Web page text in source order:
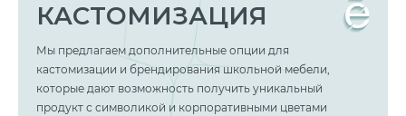
КАСТОМИЗАЦИЯ
Мы предлагаем дополнительные опции для
кастомизации и брендирования школьной мебели,
которые дают возможность получить уникальный
продукт с символикой и корпоративными цветами